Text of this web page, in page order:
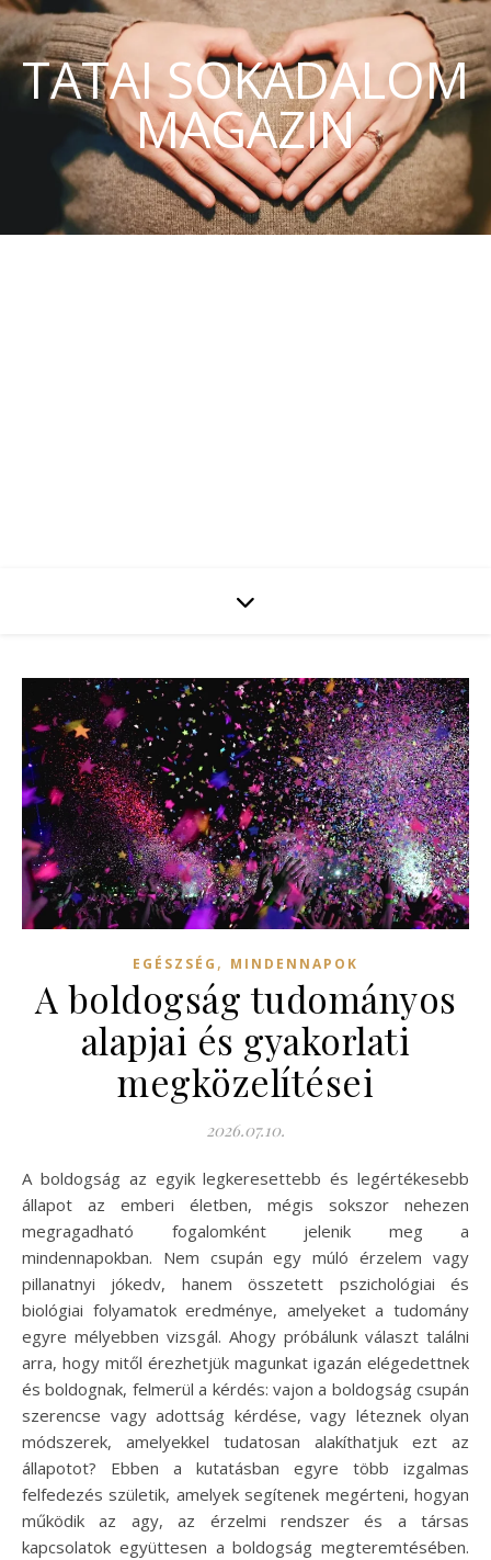
TATAI SOKADALOM
MAGAZIN
EGÉSZSÉG , MINDENNAPOK
A boldogság tudományos
alapjai és gyakorlati
megközelítései
2026.07.10.
A boldogság az egyik legkeresettebb és legértékesebb
állapot az emberi életben, mégis sokszor nehezen
megragadható fogalomként jelenik meg a
mindennapokban. Nem csupán egy múló érzelem vagy
pillanatnyi jókedv, hanem összetett pszichológiai és
biológiai folyamatok eredménye, amelyeket a tudomány
egyre mélyebben vizsgál. Ahogy próbálunk választ találni
arra, hogy mitől érezhetjük magunkat igazán elégedettnek
és boldognak, felmerül a kérdés: vajon a boldogság csupán
szerencse vagy adottság kérdése, vagy léteznek olyan
módszerek, amelyekkel tudatosan alakíthatjuk ezt az
állapotot? Ebben a kutatásban egyre több izgalmas
felfedezés születik, amelyek segítenek megérteni, hogyan
működik az agy, az érzelmi rendszer és a társas
kapcsolatok együttesen a boldogság megteremtésében.